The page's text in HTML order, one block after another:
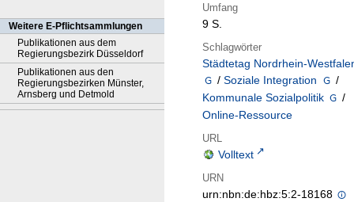
Weitere E-Pflichtsammlungen
Publikationen aus dem
Regierungsbezirk Düsseldorf
Publikationen aus den
Regierungsbezirken Münster,
Arnsberg und Detmold
Umfang
9 S.
Schlagwörter
Städtetag Nordrhein-
/ Soziale Integration
/
Kommunale Sozialpolitik
/
Online-Ressource
URL
Volltext
URN
urn:nbn:de:hbz:5:2-18168